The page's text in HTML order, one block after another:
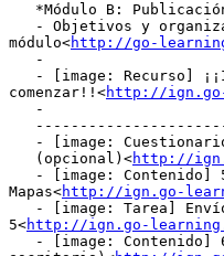
*Módulo B:
- Objetivos y
módulo<http://go-
   -
- [image: Recurso]
comenzar!!<http://ign.go-
   -
- [image:
   (opcional)<
http://
- [image: Contenido]
Mapas<http://ign.go-
- [image: Tarea]
5<http://ign.go-
- [image: Contenido]